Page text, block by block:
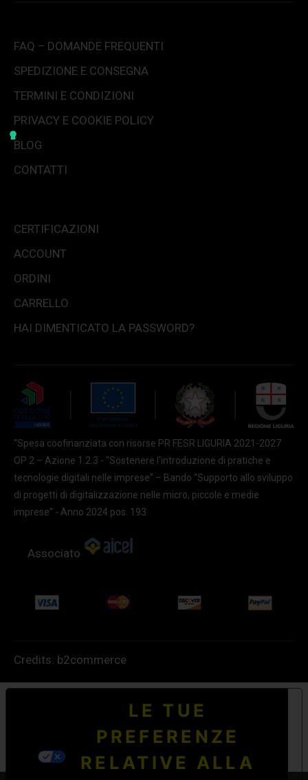
FAQ – DOMANDE FREQUENTI
SPEDIZIONE E CONSEGNA
TERMINI E CONDIZIONI
PRIVACY E COOKIE POLICY
BLOG
CONTATTI
CERTIFICAZIONI
ACCOUNT
ORDINI
CARRELLO
HAI DIMENTICATO LA PASSWORD?
“Spesa coofinanziata con risorse PR FESR LIGURIA 2021-2027
OP 2 – Azione 1.2.3 - "Sostenere l'introduzione di pratiche e
tecnologie digitali nelle imprese” – Bando “Supporto allo sviluppo
di progetti di digitalizzazione nelle micro, piccole e medie
imprese” - Anno 2024 pos. 193
Associato
Credits: b2commerce
LE TUE
PREFERENZE
RELATIVE ALLA